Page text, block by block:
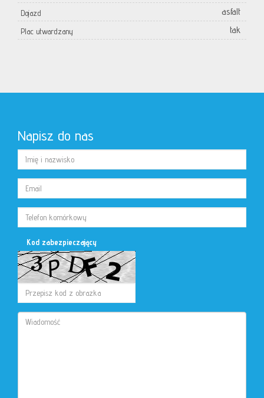
Dojazd asfalt
Plac utwardzany tak
Napisz do nas
Kod zabezpieczający